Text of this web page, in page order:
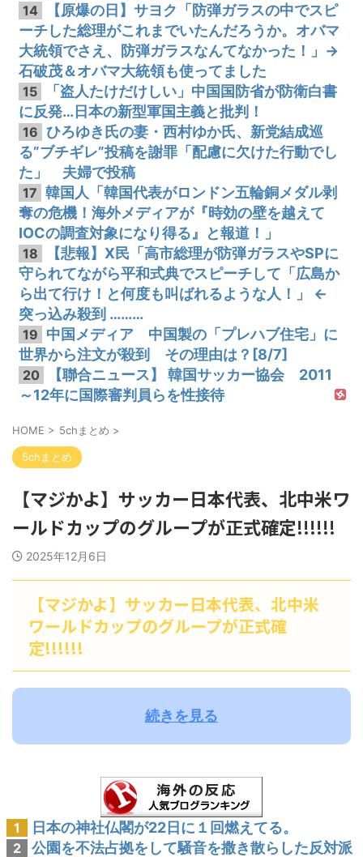
14
【原爆の日】サヨク「防弾ガラスの中でスピ
ーチした総理がこれまでいたんだろうか。オバマ
大統領でさえ、防弾ガラスなんてなかった！」→
石破茂＆オバマ大統領も使ってました
15
「盗人たけだけしい」中国国防省が防衛白書
に反発…日本の新型軍国主義と批判！
16 ひろゆき氏の妻・西村ゆか氏、新党結成巡
る”ブチギレ”投稿を謝罪「配慮に欠けた行動でし
た」 夫婦で投稿
17 韓国人「韓国代表がロンドン五輪銅メダル剥
奪の危機！海外メディアが『時効の壁を越えて
IOCの調査対象になり得る』と報道！」
18
【悲報】X民「高市総理が防弾ガラスやSPに
守られてながら平和式典でスピーチして「広島か
ら出て行け！と何度も叫ばれるような人！」 ←
突っ込み殺到 ………
19 中国メディア 中国製の「プレハブ住宅」に
世界から注文が殺到 その理由は？[8/7]
20
【聯合ニュース】 韓国サッカー協会 2011
～12年に国際審判員らを性接待
HOME > 5chまとめ >
5chまとめ
【マジかよ】サッカー日本代表、北中米ワ
ールドカップのグループが正式確定!!!!!!
2025年12月6日
【マジかよ】サッカー日本代表、北中米
ワールドカップのグループが正式確
定!!!!!!
続きを見る
1 日本の神社仏閣が22日に１回燃えてる。
2
公園を不法占拠をして騒音を撒き散らした反対派